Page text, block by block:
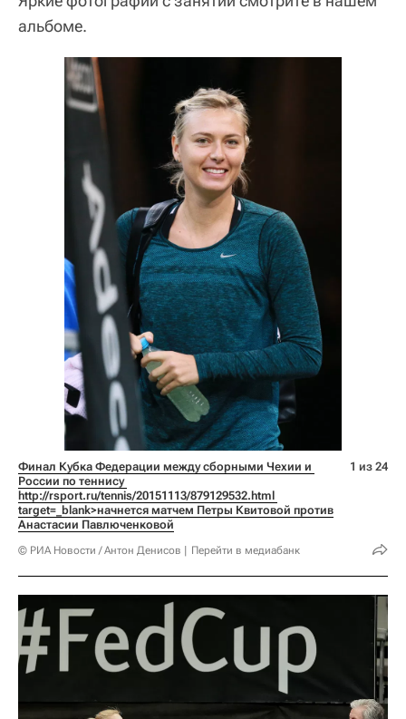
альбоме.
Финал Кубка Федерации между сборными Чехии и
России по теннису
http://rsport.ru/tennis/20151113/879129532.html
target=_blank>начнется матчем Петры Квитовой против
Анастасии Павлюченковой
© РИА Новости / Антон Денисов Перейти в медиабанк
1 из 24